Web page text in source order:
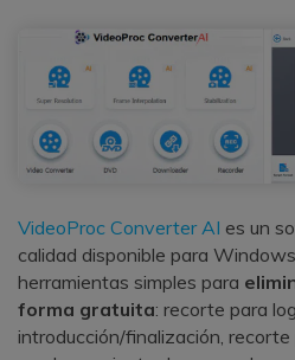
VideoProc Converter AI es un
calidad disponible para
herramientas simples para
forma gratuita: recorte para
introducción/finalización,